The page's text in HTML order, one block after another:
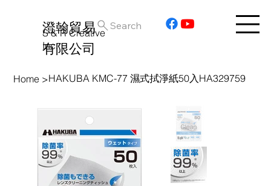
澄翰貿易
有限公司
S & R Creative
Inc.
Search
Home >HAKUBA KMC-77 濕式拭淨紙50入HA329759